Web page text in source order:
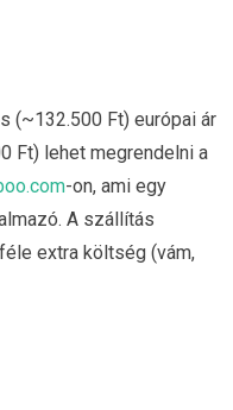
(~132.500 Ft) európai ár
Ft) lehet megrendelni a
-on, ami egy
A szállítás
extra költség (vám,